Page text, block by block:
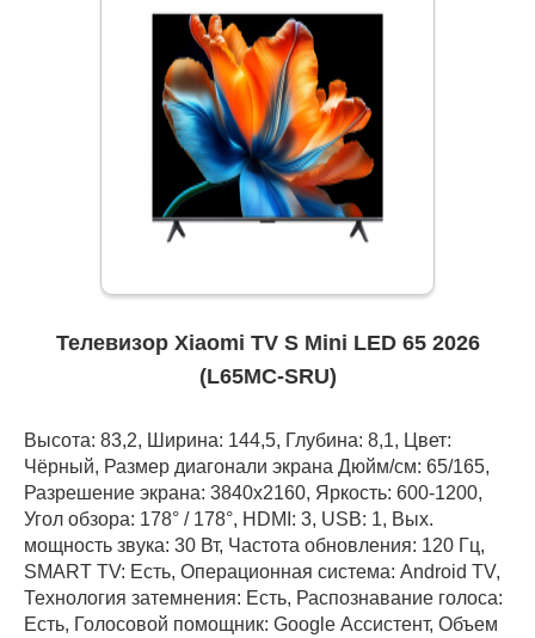
Телевизор Xiaomi TV S Mini LED 65 2026
(L65MC-SRU)
Высота: 83,2, Ширина: 144,5, Глубина: 8,1, Цвет:
Чёрный, Размер диагонали экрана Дюйм/см: 65/165,
Разрешение экрана: 3840x2160, Яркость: 600-1200,
Угол обзора: 178° / 178°, HDMI: 3, USB: 1, Вых.
мощность звука: 30 Вт, Частота обновления: 120 Гц,
SMART TV: Есть, Операционная система: Android TV,
Технология затемнения: Есть, Распознавание голоса:
Есть, Голосовой помощник: Google Ассистент, Объем